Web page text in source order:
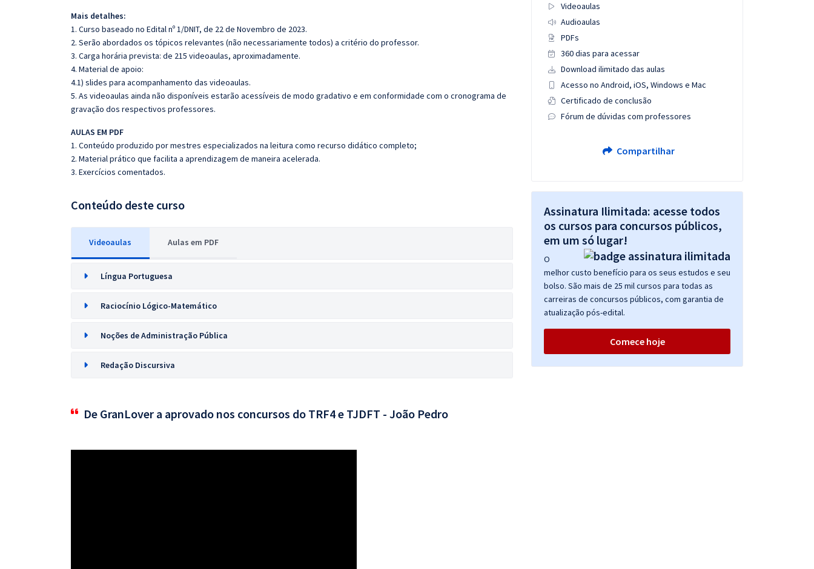
Mais detalhes:
1. Curso baseado no Edital nº 1/DNIT, de 22 de Novembro de 2023.
2. Serão abordados os tópicos relevantes (não necessariamente todos) a critério do professor.
3. Carga horária prevista: de 215 videoaulas, aproximadamente.
4. Material de apoio:
4.1) slides para acompanhamento das videoaulas.
5. As videoaulas ainda não disponíveis estarão acessíveis de modo gradativo e em conformidade com o cronograma de
gravação dos respectivos professores.
AULAS EM PDF
1. Conteúdo produzido por mestres especializados na leitura como recurso didático completo;
2. Material prático que facilita a aprendizagem de maneira acelerada.
3. Exercícios comentados.
Conteúdo deste curso
Videoaulas Aulas em PDF
Língua Portuguesa
Raciocínio Lógico-Matemático
Noções de Administração Pública
Redação Discursiva
De GranLover a aprovado nos concursos do TRF4 e TJDFT - João Pedro
Videoaulas
Audioaulas
PDFs
360 dias para acessar
Download ilimitado das aulas
Acesso no Android, iOS, Windows e Mac
Certificado de conclusão
Fórum de dúvidas com professores
Compartilhar
Assinatura Ilimitada: acesse todos
os cursos para concursos públicos,
em um só lugar!
O
melhor custo benefício para os seus estudos e seu
bolso. São mais de 25 mil cursos para todas as
carreiras de concursos públicos, com garantia de
atualização pós-edital.
Comece hoje